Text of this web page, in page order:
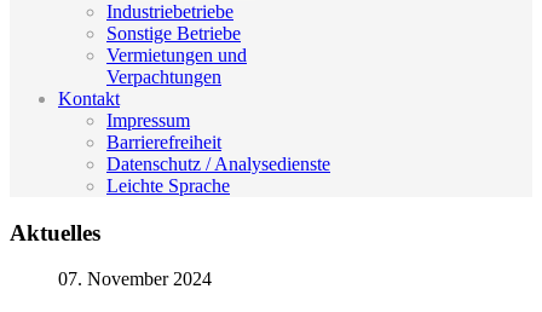
Industriebetriebe
Sonstige Betriebe
Vermietungen und
Verpachtungen
Kontakt
Impressum
Barrierefreiheit
Datenschutz / Analysedienste
Leichte Sprache
Aktuelles
07. November 2024